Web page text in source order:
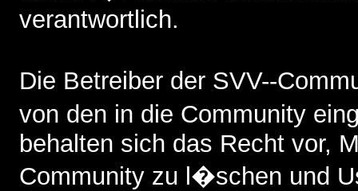
verantwortlich.
Die Betreiber der SVV--
von den in die Community
behalten sich das Recht vor,
Community zu l�schen und